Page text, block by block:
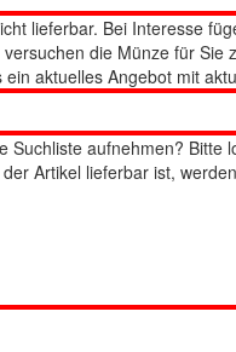
lieferbar. Bei Interesse
die Münze für Sie
aktuelles Angebot mit
Suchliste aufnehmen? Bitte
Artikel lieferbar ist,